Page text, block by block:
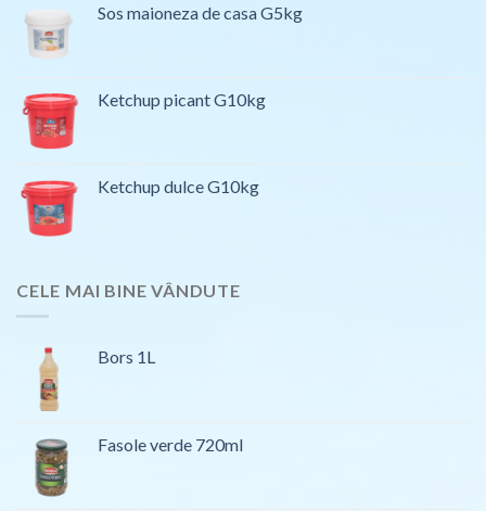
Sos maioneza de casa G5kg
Ketchup picant G10kg
Ketchup dulce G10kg
CELE MAI BINE VÂNDUTE
Bors 1L
Fasole verde 720ml